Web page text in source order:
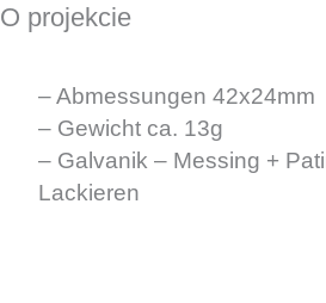
O projekcie
– Abmessungen 42x24mm
– Gewicht ca. 13g
– Galvanik – Messing +
Lackieren